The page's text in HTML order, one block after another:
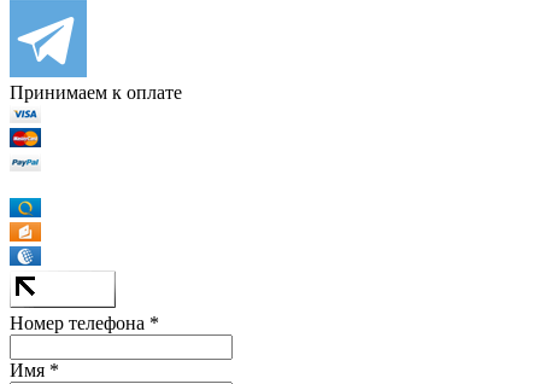
Принимаем к оплате
Номер телефона *
Имя *